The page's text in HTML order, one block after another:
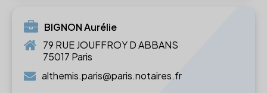
BIGNON Aurélie
79 RUE JOUFFROY D ABBANS
75017 Paris
althemis.paris@paris.notaires.fr